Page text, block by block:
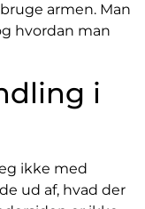
armen. Man
hvordan man
i
ikke med
ud af, hvad der